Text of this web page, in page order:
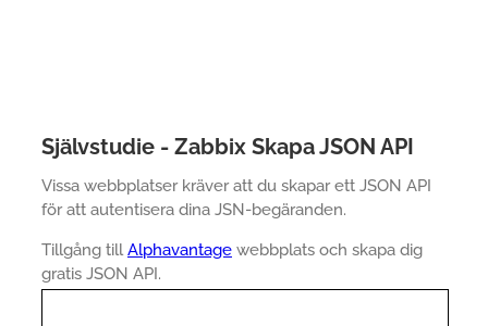
Självstudie - Zabbix Skapa JSON API
Vissa webbplatser kräver att du skapar ett JSON API
för att autentisera dina JSN-begäranden.
Tillgång tillAlphavantage webbplats och skapa dig
gratis JSON API.